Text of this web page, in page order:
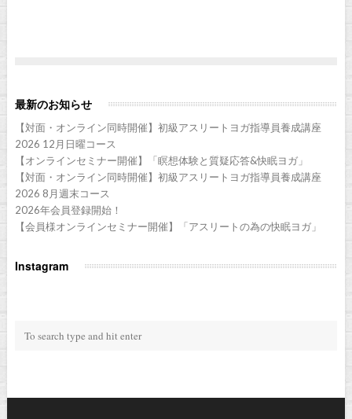
最新のお知らせ
【対面・オンライン同時開催】初級アスリートヨガ指導員養成講座
2026 12月日曜コース
【オンラインセミナー開催】「瞑想体験と質疑応答&快眠ヨガ」
【対面・オンライン同時開催】初級アスリートヨガ指導員養成講座
2026 8月週末コース
2026年会員登録開始！
【会員様オンラインセミナー開催】「アスリートの為の快眠ヨガ」
Instagram